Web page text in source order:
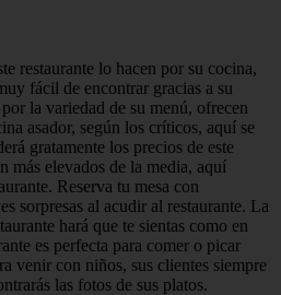
restaurante lo hacen por su cocina,
fácil de encontrar gracias a su
la variedad de su menú, ofrecen
asador, según los críticos, aquí se
gratamente los precios de este
más elevados de la media, aquí
Reserva tu mesa con
sorpresas al acudir al restaurante. La
hará que te sientas como en
es perfecta para comer o picar
venir con niños, sus clientes siempre
las fotos de sus platos.